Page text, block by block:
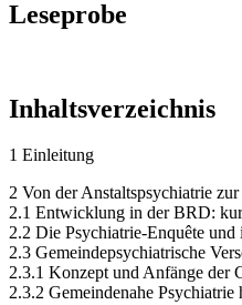
Leseprobe
Inhaltsverzeichnis
1 Einleitung
2 Von der Anstaltspsychiatrie
2.1 Entwicklung in der BRD:
2.2 Die Psychiatrie-Enquête und
2.3 Gemeindepsychiatrische
2.3.1 Konzept und Anfänge der
2.3.2 Gemeindenahe Psychiatrie